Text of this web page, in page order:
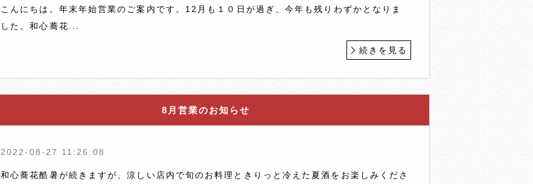
こんにちは。年末年始営業のご案内です。12月も１０日が過ぎ、今年も残りわずかとなりま
した。和心蕎花...
続きを見る
8月営業のお知らせ
2022-08-27 11:26:08
和心蕎花酷暑が続きますが、涼しい店内で旬のお料理ときりっと冷えた夏酒をお楽しみくださ